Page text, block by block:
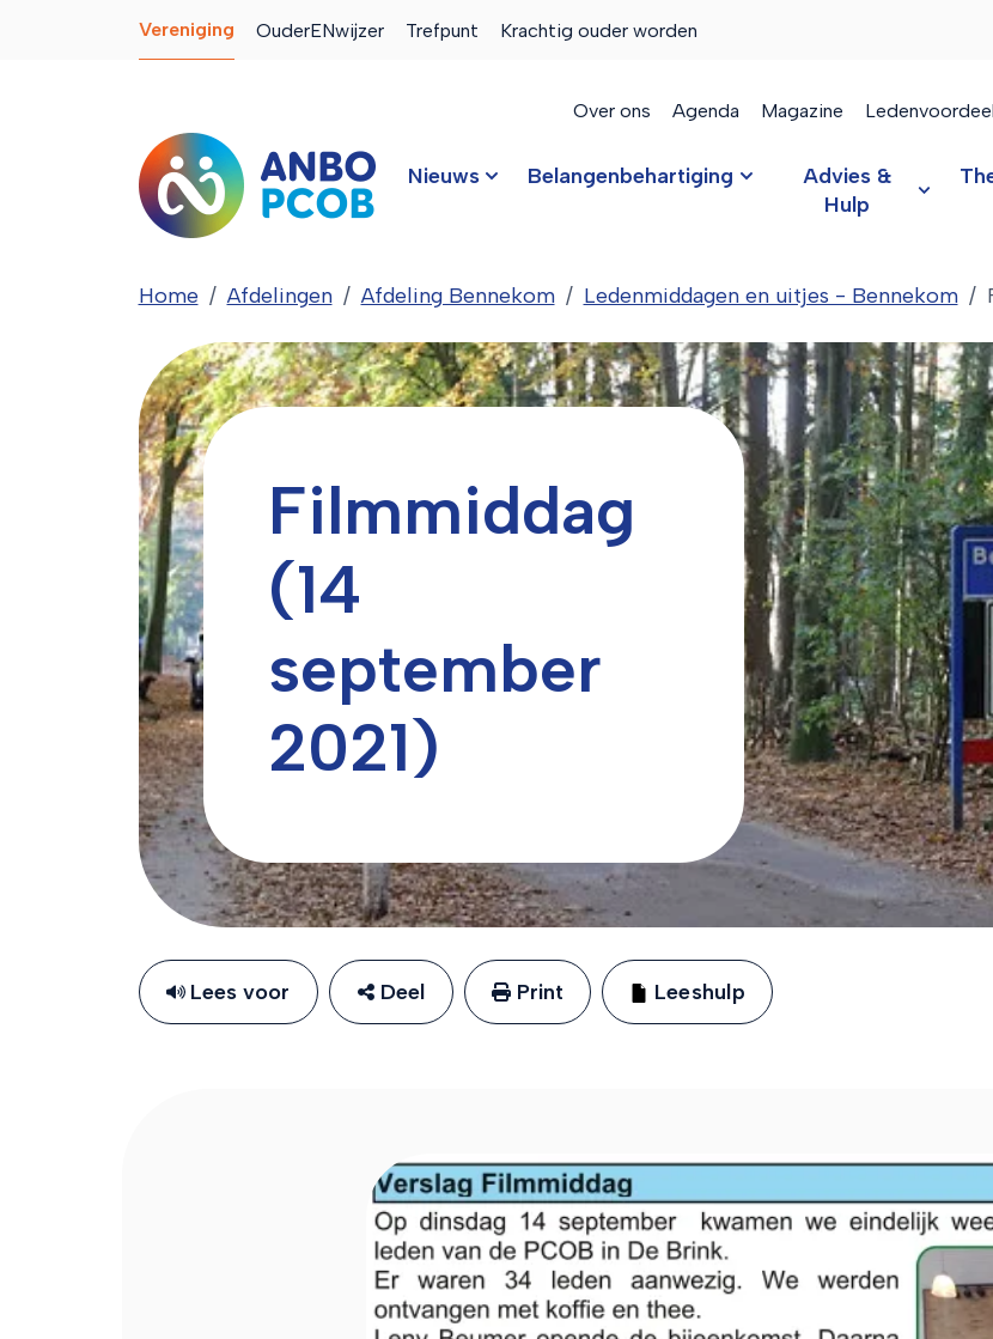
Vereniging OuderENwijzer Trefpunt Krachtig ouder worden
Over ons Agenda Magazine Ledenvoordeel
Nieuws Belangenbehartiging
Advies &
Hulp
Home Afdelingen Afdeling Bennekom Ledenmiddagen en uitjes - Bennekom
Filmmiddag
(14
september
2021)
Lees voor Deel Print Leeshulp